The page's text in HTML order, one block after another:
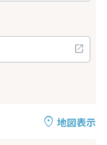
地図表示